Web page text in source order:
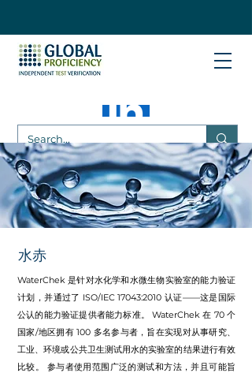
水赤
WaterChek 是针对水化学和水微生物实验室的能力验证
计划，并通过了 ISO/IEC 17043:2010 认证——这是国际
公认的能力验证提供者能力标准。 WaterChek 在 70 个
国家/地区拥有 100 多名参与者，旨在实现对从事研究、
工业、环境或公共卫生测试用水的实验室的结果进行有效
比较。 参与者使用范围广泛的测试和方法，并且可能旨